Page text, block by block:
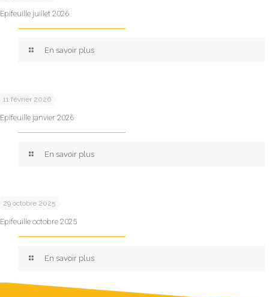
Epifeuille juillet 2026
En savoir plus
11 février 2026
Epifeuille janvier 2026
En savoir plus
29 octobre 2025
Epifeuille octobre 2025
En savoir plus